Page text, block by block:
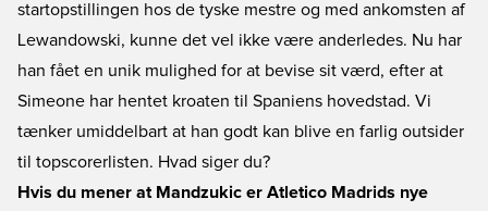
startopstillingen hos de tyske mestre og med ankomsten af
Lewandowski, kunne det vel ikke være anderledes. Nu har
han fået en unik mulighed for at bevise sit værd, efter at
Simeone har hentet kroaten til Spaniens hovedstad. Vi
tænker umiddelbart at han godt kan blive en farlig outsider
til topscorerlisten. Hvad siger du?
Hvis du mener at Mandzukic er Atletico Madrids nye